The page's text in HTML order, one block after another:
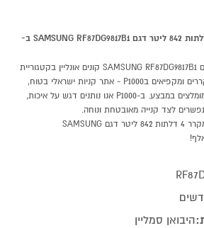
למה כדאי לקנות מקרר 4 דלתות 842 ליטר דגם SAMSUNG RF87DG9817B1 ב-
מקרר 4 דלתות 842 ליטר דגם SAMSUNG RF87DG9817B1 קונים אונליין בקטגוריית
מקרר 4 דלתות במחלקת מקררים ומקפיאים בP1000 - אתר קניות ישראלי בטוח,
משתלם ונוח המציע מוצרים מומלצים במבצע. ב-P1000 אנו נותנים דגש על איכות,
לצד קנייה מאובטחת ונוחה.
אצלנו, קניות באינטרנט של מקרר 4 דלתות 842 ליטר דגם SAMSUNG
היבואן סמליין